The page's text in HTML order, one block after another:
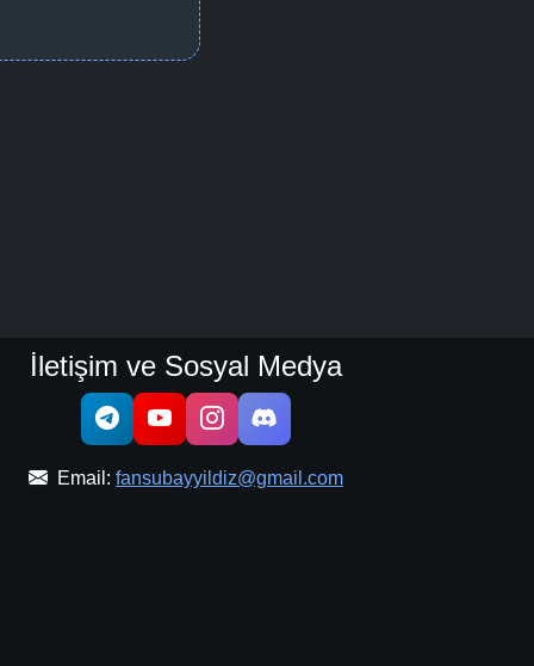
İletişim ve Sosyal Medya
Email: fansubayyildiz@gmail.com